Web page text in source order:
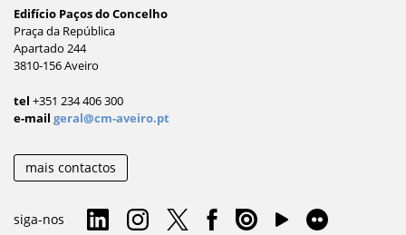
Edifício Paços do Concelho
Praça da República
Apartado 244
3810-156 Aveiro
tel +351 234 406 300
e-mail geral@cm-aveiro.pt
mais contactos
siga-nos